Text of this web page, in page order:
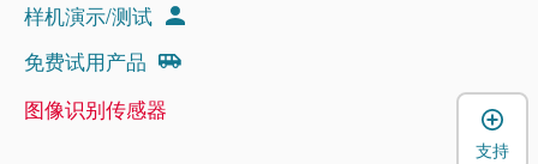
样机演示/测试
免费试用产品
图像识别传感器
支持